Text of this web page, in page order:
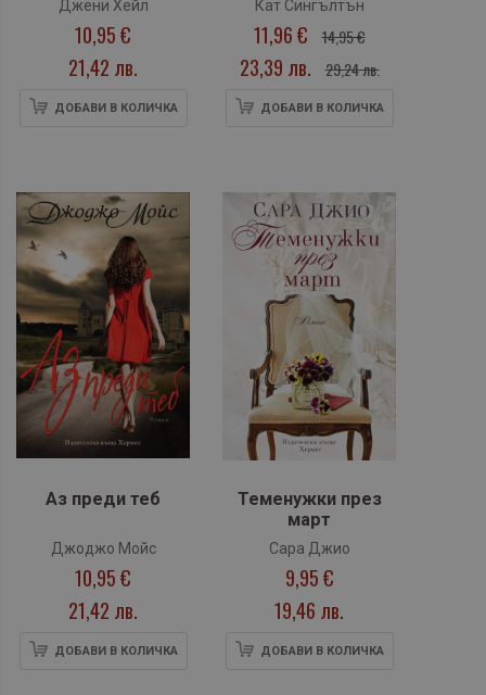
Джени Хейл
10,95 €
21,42 лв.
ДОБАВИ В КОЛИЧКА
вратовръзки, кн.1),
с цветни порезки
Кат Сингълтън
11,96 € 14,95 €
23,39 лв. 29,24 лв.
ДОБАВИ В КОЛИЧКА
Аз преди теб
Джоджо Мойс
10,95 €
21,42 лв.
ДОБАВИ В КОЛИЧКА
Теменужки през
март
Сара Джио
9,95 €
19,46 лв.
ДОБАВИ В КОЛИЧКА